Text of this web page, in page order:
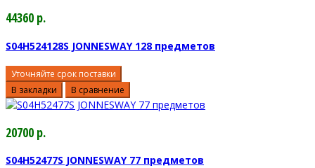
44360 р.
S04H524128S JONNESWAY 128 предметов
Уточняйте срок поставки
В закладки
В сравнение
20700 р.
S04H52477S JONNESWAY 77 предметов